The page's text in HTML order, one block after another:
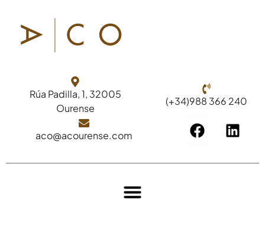
Rúa Padilla, 1, 32005
Ourense
(+34)988 366 240
aco@acourense.com